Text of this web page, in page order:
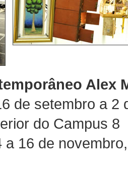
Alex
de setembro a 2
do Campus 8
a 16 de